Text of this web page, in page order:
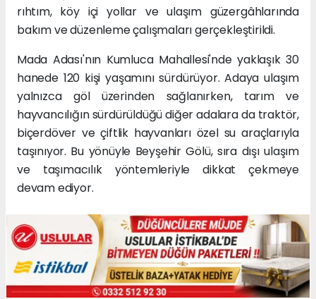
rıhtım, köy içi yollar ve ulaşım güzergâhlarında
bakım ve düzenleme çalışmaları gerçekleştirildi.
Mada Adası'nın Kumluca Mahallesi'nde yaklaşık 30
hanede 120 kişi yaşamını sürdürüyor. Adaya ulaşım
yalnızca göl üzerinden sağlanırken, tarım ve
hayvancılığın sürdürüldüğü diğer adalara da traktör,
biçerdöver ve çiftlik hayvanları özel su araçlarıyla
taşınıyor. Bu yönüyle Beyşehir Gölü, sıra dışı ulaşım
ve taşımacılık yöntemleriyle dikkat çekmeye
devam ediyor.